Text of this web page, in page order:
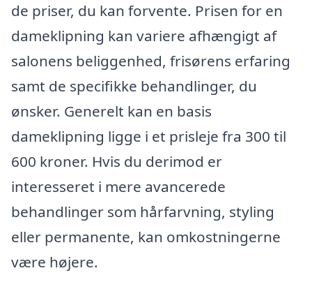
de priser, du kan forvente. Prisen for en
dameklipning kan variere afhængigt af
salonens beliggenhed, frisørens erfaring
samt de specifikke behandlinger, du
ønsker. Generelt kan en basis
dameklipning ligge i et prisleje fra 300 til
600 kroner. Hvis du derimod er
interesseret i mere avancerede
behandlinger som hårfarvning, styling
eller permanente, kan omkostningerne
være højere.